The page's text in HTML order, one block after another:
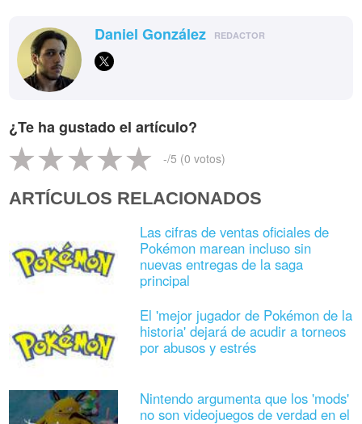
Daniel González REDACTOR
¿Te ha gustado el artículo?
-/5 (0 votos)
ARTÍCULOS RELACIONADOS
Las cifras de ventas oficiales de
Pokémon marean incluso sin
nuevas entregas de la saga
principal
El 'mejor jugador de Pokémon de la
historia' dejará de acudir a torneos
por abusos y estrés
Nintendo argumenta que los 'mods'
no son videojuegos de verdad en el